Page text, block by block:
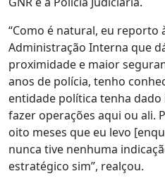
“Como é natural, eu reporto
Administração Interna que
proximidade e maior
anos de polícia, tenho
entidade política tenha dado
fazer operações aqui ou ali.
oito meses que eu levo
nunca tive nenhuma
estratégico sim”, realçou.